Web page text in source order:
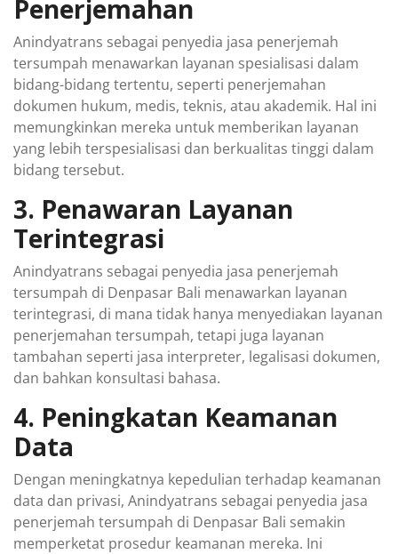
Penerjemahan
Anindyatrans sebagai penyedia jasa penerjemah
tersumpah menawarkan layanan spesialisasi dalam
bidang-bidang tertentu, seperti penerjemahan
dokumen hukum, medis, teknis, atau akademik. Hal ini
memungkinkan mereka untuk memberikan layanan
yang lebih terspesialisasi dan berkualitas tinggi dalam
bidang tersebut.
3. Penawaran Layanan
Terintegrasi
Anindyatrans sebagai penyedia jasa penerjemah
tersumpah di Denpasar Bali menawarkan layanan
terintegrasi, di mana tidak hanya menyediakan layanan
penerjemahan tersumpah, tetapi juga layanan
tambahan seperti jasa interpreter, legalisasi dokumen,
dan bahkan konsultasi bahasa.
4. Peningkatan Keamanan
Data
Dengan meningkatnya kepedulian terhadap keamanan
data dan privasi, Anindyatrans sebagai penyedia jasa
penerjemah tersumpah di Denpasar Bali semakin
memperketat prosedur keamanan mereka. Ini